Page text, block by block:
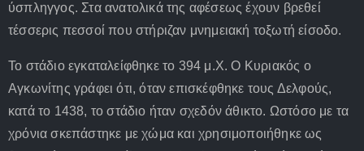
ύσπληγγος. Στα ανατολικά της αφέσεως έχουν βρεθεί
τέσσερις πεσσοί που στήριζαν μνημειακή τοξωτή είσοδο.
Το στάδιο εγκαταλείφθηκε το 394 μ.Χ. Ο Κυριακός ο
Αγκωνίτης γράφει ότι, όταν επισκέφθηκε τους Δελφούς,
κατά το 1438, το στάδιο ήταν σχεδόν άθικτο. Ωστόσο με τα
χρόνια σκεπάστηκε με χώμα και χρησιμοποιήθηκε ως